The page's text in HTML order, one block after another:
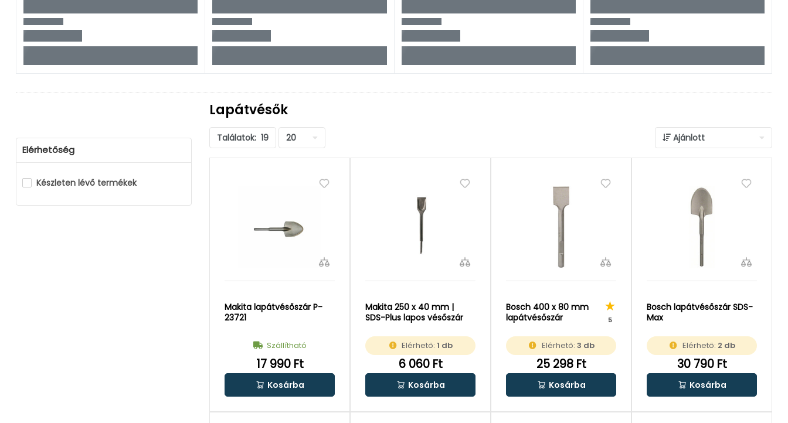
Elérhetőség
Készleten lévő termékek
Lapátvésők
Találatok: 19 20 Ajánlott
Makita lapátvésőszár P-
23721
Szállítható
17 990 Ft
Kosárba
Makita 250 x 40 mm |
SDS-Plus lapos vésőszár
Elérhető:1 db
6 060 Ft
Kosárba
Bosch 400 x 80 mm
lapátvésőszár
5
Elérhető: 3 db
25 298 Ft
Kosárba
Bosch lapátvésőszár SDS-
Max
Elérhető: 2 db
30 790 Ft
Kosárba